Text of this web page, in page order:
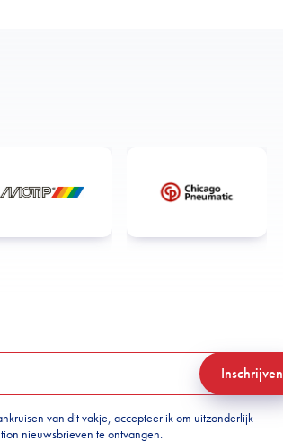
Inschrijven
van dit vakje, accepteer ik om uitzonderlijk
nieuwsbrieven te ontvangen.